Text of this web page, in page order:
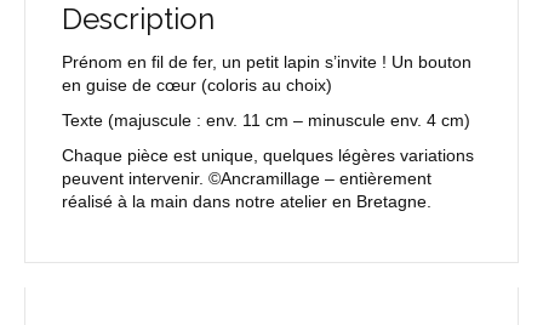
Description
Prénom en fil de fer, un petit lapin s’invite ! Un bouton
en guise de cœur (coloris au choix)
Texte (majuscule : env. 11 cm – minuscule env. 4 cm)
Chaque pièce est unique, quelques légères variations
peuvent intervenir. ©Ancramillage – entièrement
réalisé à la main dans notre atelier en Bretagne.